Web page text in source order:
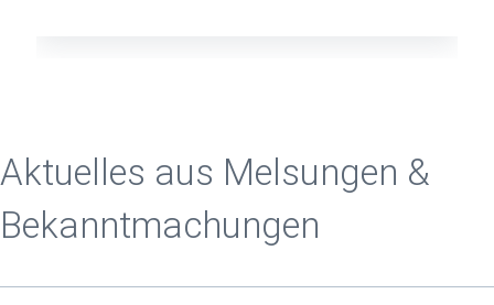
Aktuelles aus Melsungen &
Bekanntmachungen